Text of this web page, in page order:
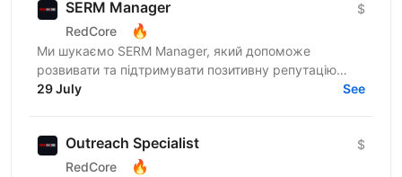
SERM Manager
RedCore 🔥
$
Ми шукаємо SERM Manager, який допоможе
розвивати та підтримувати позитивну репутацію
бренду в онлайн-просторі. Якщо ти цікавишся SEO,
29 July See
Outreach Specialist
RedCore 🔥
$